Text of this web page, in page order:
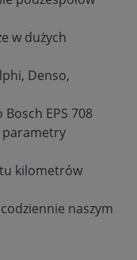
w dużych
Denso,
EPS 708
parametry
kilometrów
naszym